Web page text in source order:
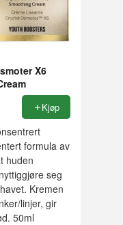
X6
Kjøp
formula av
huden
seg
Kremen
linjer, gir
50ml